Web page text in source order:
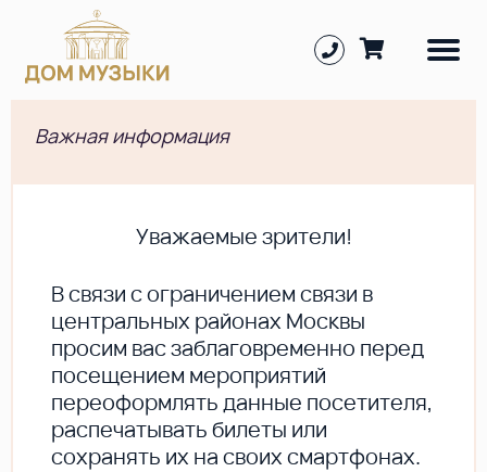
Важная информация
Уважаемые зрители!
В cвязи с ограничением связи в
центральных районах Москвы
просим вас заблаговременно перед
посещением мероприятий
переоформлять данные посетителя,
распечатывать билеты или
сохранять их на своих смартфонах.